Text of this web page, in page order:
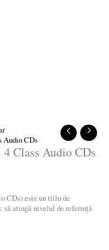
Audio CDs
Class Audio CDs
CDs) este un titlu de
să atingă nivelul de referință